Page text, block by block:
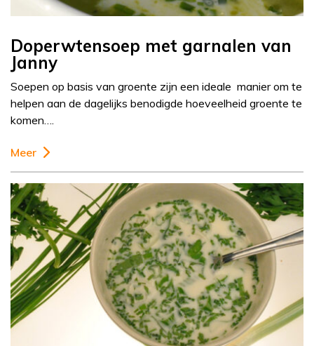
Doperwtensoep met garnalen van
Janny
Soepen op basis van groente zijn een ideale manier om te
helpen aan de dagelijks benodigde hoeveelheid groente te
komen….
Meer